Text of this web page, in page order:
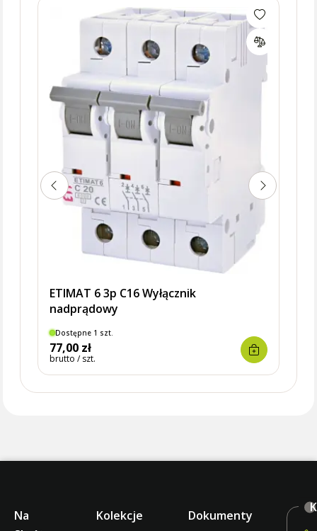
ETIMAT 6 3p C16 Wyłącznik
nadprądowy
Dostępne 1 szt.
77,00 zł
brutto / szt.
Na
Kolekcje Dokumenty